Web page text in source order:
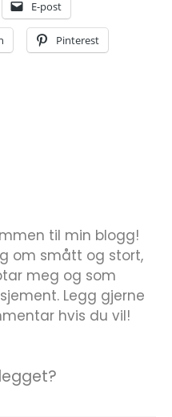
E-post
Pinterest
til min blogg!
om smått og stort,
meg og som
Legg gjerne
hvis du vil!